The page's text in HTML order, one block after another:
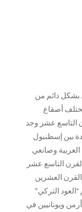
بشكل دائم من
أصقاع
التاسع عشر وجد
بين إسطنبول
وصانعي
التاسع عشر
العشرين
التركي”
ويونانيين في